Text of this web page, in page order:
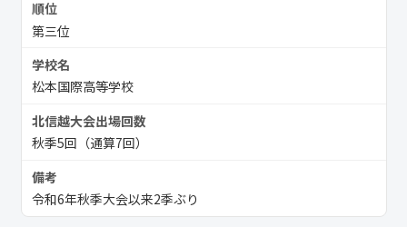
第三位
松本国際高等学校
秋季5回（通算7回）
令和6年秋季大会以来2季ぶり